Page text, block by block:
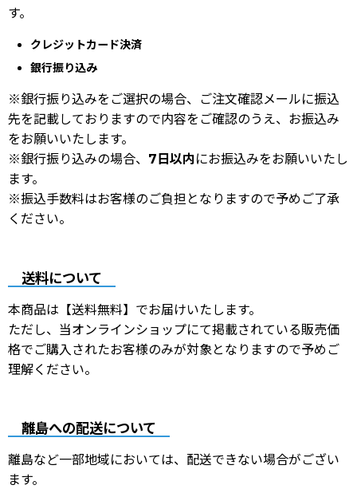
す。
クレジットカード決済
銀行振り込み
※銀行振り込みをご選択の場合、ご注文確認メールに振込
先を記載しておりますので内容をご確認のうえ、お振込み
をお願いいたします。
※銀行振り込みの場合、 7日以内 にお振込みをお願いいたし
ます。
※振込手数料はお客様のご負担となりますので予めご了承
ください。
送料について
本商品は【送料無料】でお届けいたします。
ただし、当オンラインショップにて掲載されている販売価
格でご購入されたお客様のみが対象となりますので予めご
理解ください。
離島への配送について
離島など一部地域においては、配送できない場合がござい
ます。